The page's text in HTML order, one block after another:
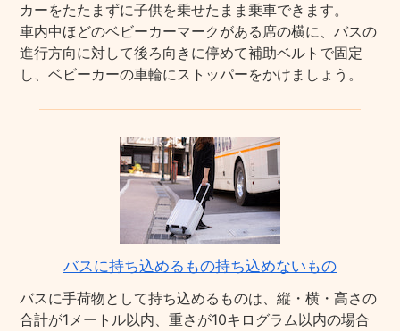
カーをたたまずに子供を乗せたまま乗車できます。
車内中ほどのベビーカーマークがある席の横に、バスの
進行方向に対して後ろ向きに停めて補助ベルトで固定
し、ベビーカーの車輪にストッパーをかけましょう。
バスに持ち込めるもの持ち込めないもの
バスに手荷物として持ち込めるものは、縦・横・高さの
合計が1メートル以内、重さが10キログラム以内の場合